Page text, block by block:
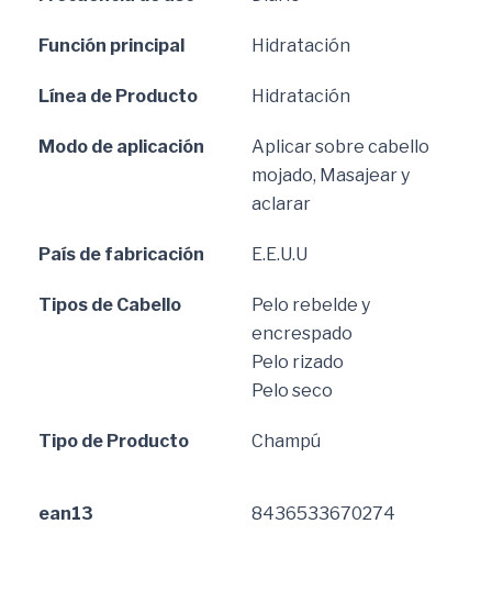
Función principal Hidratación
Línea de Producto Hidratación
Modo de aplicación
Aplicar sobre cabello
mojado, Masajear y
aclarar
País de fabricación E.E.U.U
Tipos de Cabello
Pelo rebelde y
encrespado
Pelo rizado
Pelo seco
Tipo de Producto Champú
ean13 8436533670274